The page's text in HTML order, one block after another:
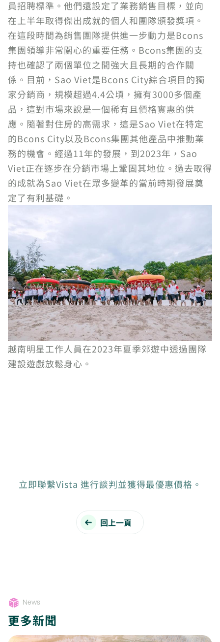
員招聘標準。他們還設定了業務銷售目標，並向
在上半年取得傑出成就的個人和團隊頒發獎項。
在這段時間為銷售團隊提供進一步動力是Bcons
集團領導非常關心的重要任務。Bcons集團的支
持也確認了兩個單位之間強大且長期的合作關
係。目前，Sao Viet是Bcons City綜合項目的獨
家分銷商，規模超過4.4公頃，擁有3000多個產
品，這對市場來說是一個稀有且價格實惠的供
應。隨著對住房的高需求，這是Sao Viet在特定
的Bcons City以及Bcons集團其他產品中推動業
務的機會。經過11年的發展，到2023年，Sao
Viet正在逐步在分銷市場上鞏固其地位。過去取得
的成就為Sao Viet在眾多變革的當前時期發展奠
定了有利基礎。
越南明星工作人員在2023年夏季郊遊中透過團隊
建設遊戲放鬆身心。
立即聯繫Vista 進行談判並獲得最優惠價格。
回上一頁
News
更多新聞